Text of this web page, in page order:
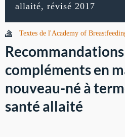
allaité, révisé 2017
Textes de l'Academy of
compléments en
nouveau-né à
santé allaité